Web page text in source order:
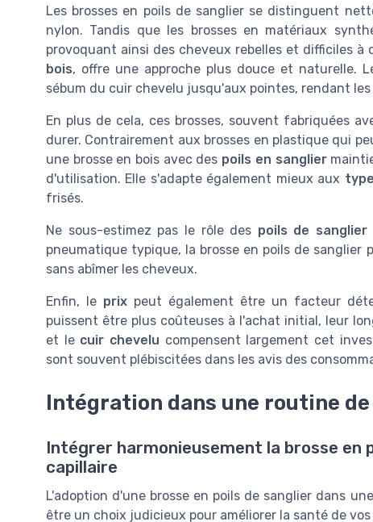
Les brosses en poils de sanglier se distinguent
nylon. Tandis que les brosses en matériaux
provoquant ainsi des cheveux rebelles et difficiles à
bois, offre une approche plus douce et naturelle.
sébum du cuir chevelu jusqu'aux pointes, rendant
En plus de cela, ces brosses, souvent fabriquées
durer. Contrairement aux brosses en plastique qui
une brosse en bois avec des poils en sanglier
d'utilisation. Elle s'adapte également mieux aux
frisés.
Ne sous-estimez pas le rôle des poils de sanglier
pneumatique typique, la brosse en poils de sanglier
sans abîmer les cheveux.
Enfin, le prix peut également être un facteur
puissent être plus coûteuses à l'achat initial, leur
et le cuir chevelu compensent largement cet
sont souvent plébiscitées dans les avis des
Intégration dans une routine
Intégrer harmonieusement la brosse en
capillaire
L'adoption d'une brosse en poils de sanglier dans
être un choix judicieux pour améliorer la santé de